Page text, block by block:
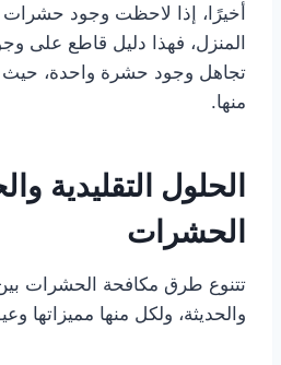
أخيرًا، إذا لاحظت وجود حشرات
المنزل، فهذا دليل قاطع على
تجاهل وجود حشرة واحدة، حيث
منها.
الحلول التقليدية
الحشرات
تتنوع طرق مكافحة الحشرات بين
والحديثة، ولكل منها مميزاتها